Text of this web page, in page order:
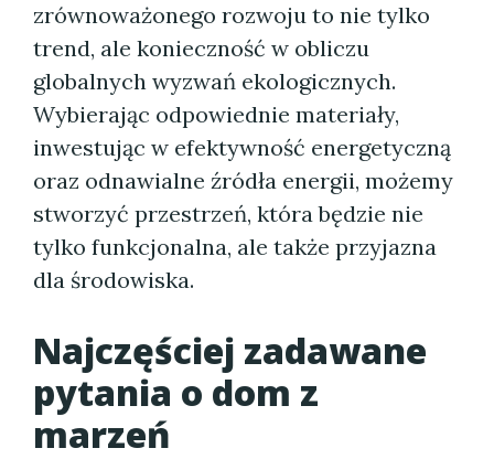
zrównoważonego rozwoju to nie tylko
trend, ale konieczność w obliczu
globalnych wyzwań ekologicznych.
Wybierając odpowiednie materiały,
inwestując w efektywność energetyczną
oraz odnawialne źródła energii, możemy
stworzyć przestrzeń, która będzie nie
tylko funkcjonalna, ale także przyjazna
dla środowiska.
Najczęściej zadawane
pytania o dom z
marzeń